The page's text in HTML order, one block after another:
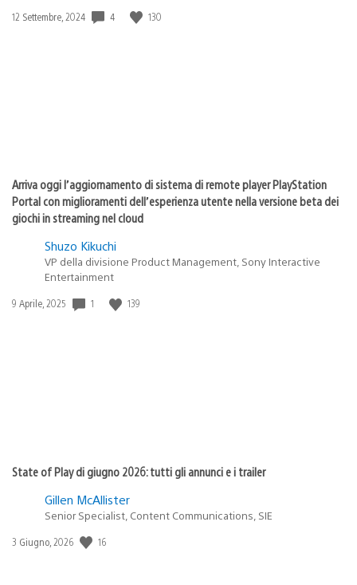
Data
12 Settembre, 2024 4 130
Arriva oggi l’aggiornamento di sistema di remote player PlayStation
Portal con miglioramenti dell’esperienza utente nella versione beta dei
giochi in streaming nel cloud
Shuzo Kikuchi
VP della divisione Product Management, Sony Interactive
Entertainment
Data
9 Aprile, 2025 1 139
State of Play di giugno 2026: tutti gli annunci e i trailer
Gillen McAllister
Senior Specialist, Content Communications, SIE
Data
3 Giugno, 2026 16